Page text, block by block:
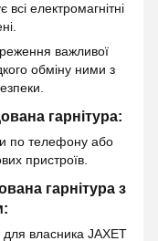
всі електромагнітні
важливої
обміну ними з
гарнітура:
по телефону або
пристроїв.
гарнітура з
для власника JAXET